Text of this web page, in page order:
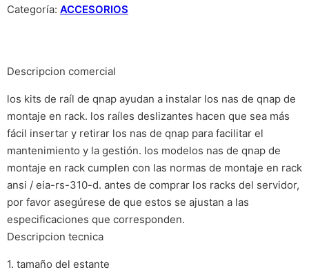
Categoría: ACCESORIOS
Descripcion comercial
los kits de raíl de qnap ayudan a instalar los nas de qnap de
montaje en rack. los raíles deslizantes hacen que sea más
fácil insertar y retirar los nas de qnap para facilitar el
mantenimiento y la gestión. los modelos nas de qnap de
montaje en rack cumplen con las normas de montaje en rack
ansi / eia-rs-310-d. antes de comprar los racks del servidor,
por favor asegúrese de que estos se ajustan a las
especificaciones que corresponden.
Descripcion tecnica
1. tamaño del estante